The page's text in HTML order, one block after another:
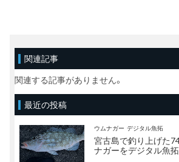
関連記事
関連する記事がありません。
最近の投稿
ウムナガー デジタル魚拓
宮古島で釣り上げた
ナガーをデジタル魚